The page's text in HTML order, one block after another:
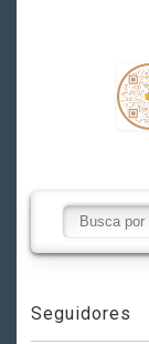
Seguidores